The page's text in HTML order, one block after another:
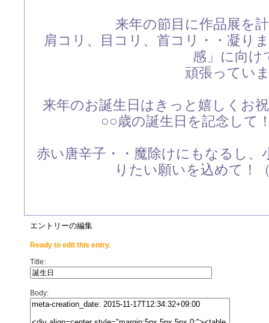
来年の節目に作品展を
肩コリ、目コリ、首コリ・・凝り
感」に向け
頑張ってい
来年のお誕生日はきっと嬉しくお
○○歳の誕生日を記念して
赤い唐辛子・・魔除けにもなるし
りたい願いを込めて！
エントリーの編集
Ready to edit this entry.
Title:
Body: